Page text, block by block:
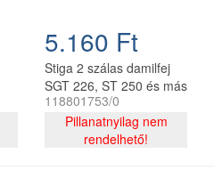
5.160 Ft
Stiga 2 szálas damilfej
SGT 226, ST 250 és más
modellekhez
118801753/0
118801753/0
Pillanatnyilag nem
rendelhető!